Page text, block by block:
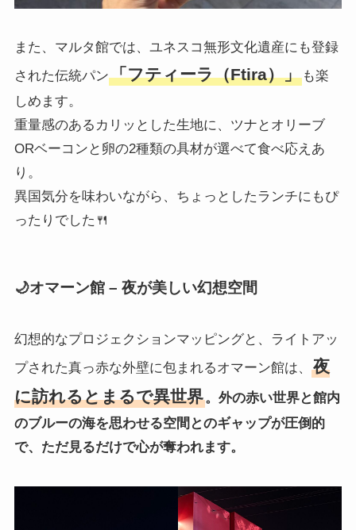
また、マルタ館では、ユネスコ無形文化遺産にも登録
された伝統パン「フティーラ（Ftira）」も楽
しめます。
重量感のあるカリッとした生地に、ツナとオリーブ
ORベーコンと卵の2種類の具材が選べて食べ応えあ
り。
異国気分を味わいながら、ちょっとしたランチにもぴ
ったりでした🍴
🌙オマーン館 – 夜が美しい幻想空間
幻想的なプロジェクションマッピングと、ライトアッ
プされた真っ赤な外壁に包まれるオマーン館は、
夜
に訪れるとまるで異世界。外の赤い世界と館内
のブルーの海を思わせる空間とのギャップが圧倒的
で、ただ見るだけで心が奪われます。